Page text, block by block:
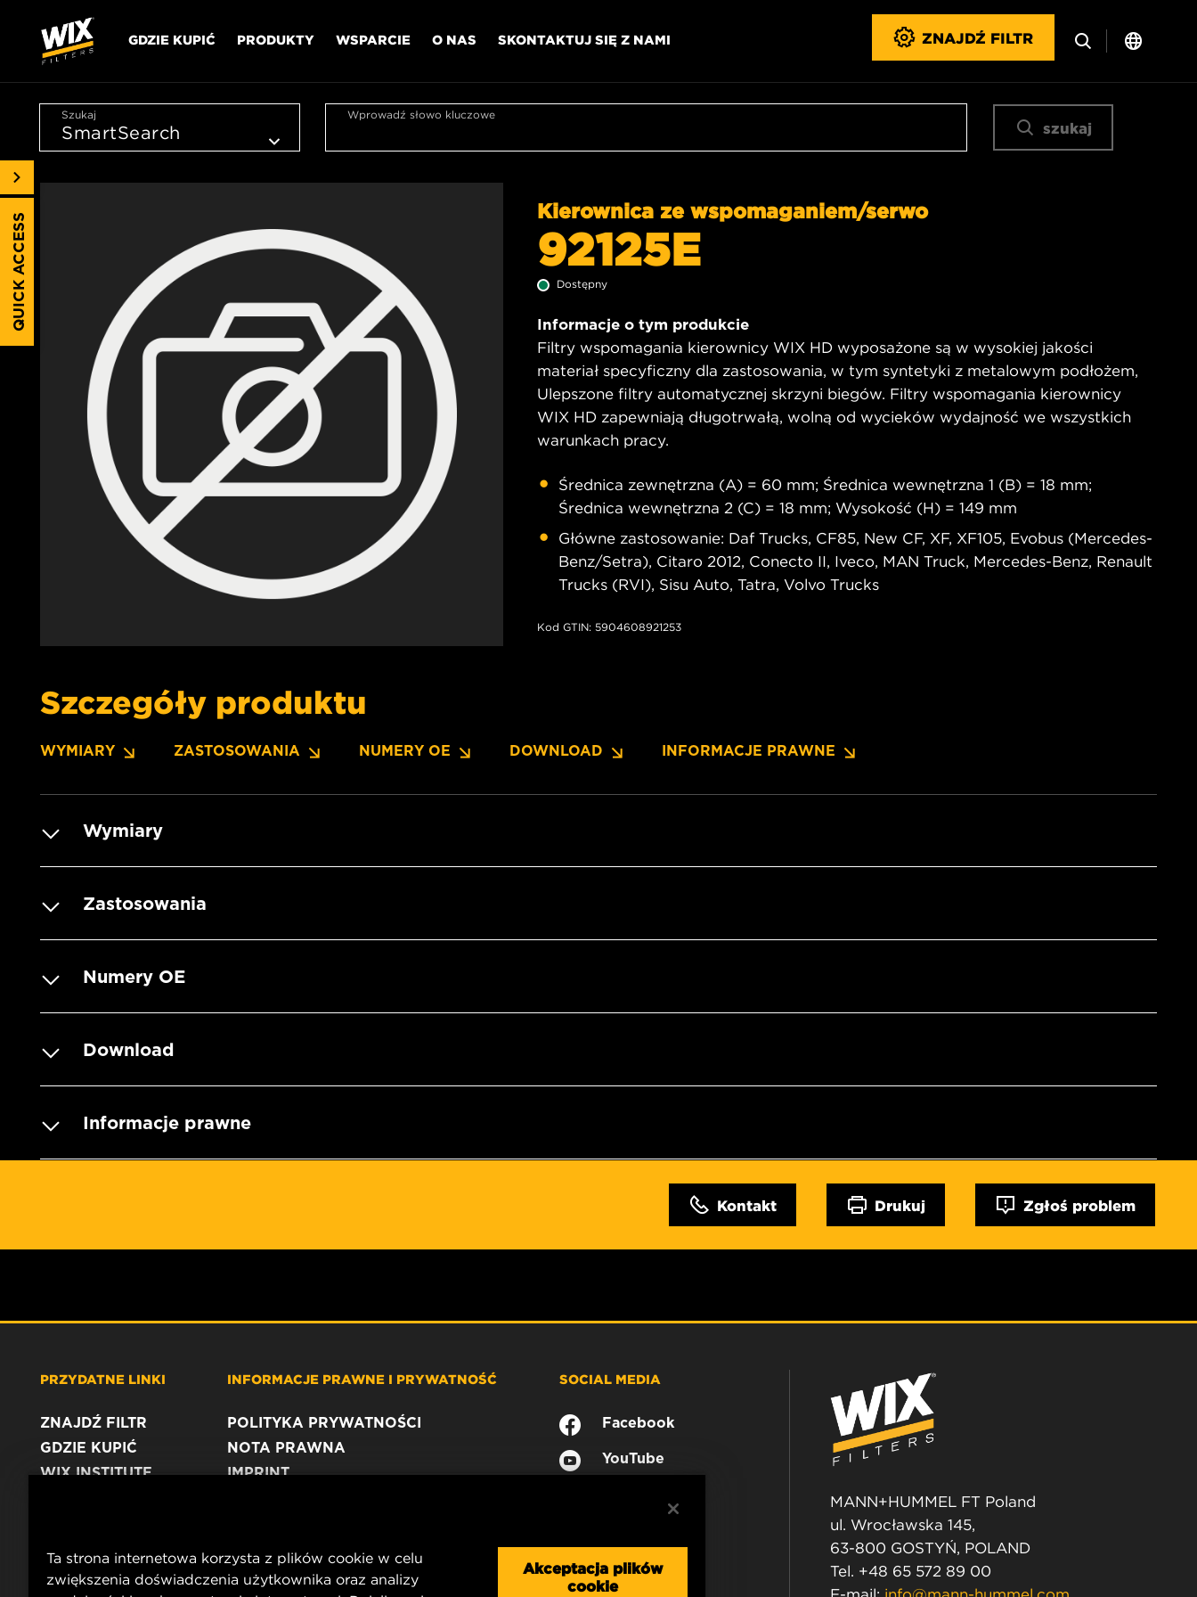
GDZIE KUPIĆ PRODUKTY WSPARCIE O NAS SKONTAKTUJ SIĘ Z NAMI ZNAJDŹ FILTR
Szukaj Wprowadź słowo kluczowe
szukaj
Kierownica ze wspomaganiem/serwo
92125E
Dostępny
Informacje o tym produkcie
Filtry wspomagania kierownicy WIX HD wyposażone są w wysokiej jakości
materiał specyficzny dla zastosowania, w tym syntetyki z metalowym podłożem,
Ulepszone filtry automatycznej skrzyni biegów. Filtry wspomagania kierownicy
WIX HD zapewniają długotrwałą, wolną od wycieków wydajność we wszystkich
warunkach pracy.
Średnica zewnętrzna (A) = 60 mm; Średnica wewnętrzna 1 (B) = 18 mm;
Średnica wewnętrzna 2 (C) = 18 mm; Wysokość (H) = 149 mm
Główne zastosowanie: Daf Trucks, CF85, New CF, XF, XF105, Evobus (Mercedes-
Benz/Setra), Citaro 2012, Conecto II, Iveco, MAN Truck, Mercedes-Benz, Renault
Trucks (RVI), Sisu Auto, Tatra, Volvo Trucks
Kod GTIN: 5904608921253
Szczegóły produktu
WYMIARY ZASTOSOWANIA NUMERY OE DOWNLOAD INFORMACJE PRAWNE
Wymiary
Zastosowania
Numery OE
Download
Informacje prawne
Kontakt Drukuj Zgłoś problem
QUICK ACCESS
PRZYDATNE LINKI
ZNAJDŹ FILTR
GDZIE KUPIĆ
WIX INSTITUTE
INFORMACJE PRAWNE I PRYWATNOŚĆ
POLITYKA PRYWATNOŚCI
NOTA PRAWNA
IMPRINT
SOCIAL MEDIA
Facebook
YouTube
MANN+HUMMEL FT Poland
ul. Wrocławska 145,
63-800 GOSTYŃ, POLAND
Tel. +48 65 572 89 00
Ta strona internetowa korzysta z plików cookie w celu
zwiększenia doświadczenia użytkownika oraz analizy
Akceptacja plików
cookie